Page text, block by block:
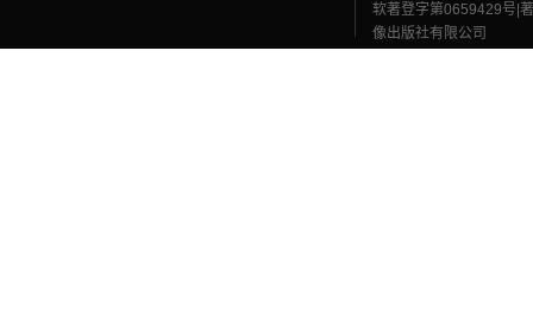
软著登字第0659429号|
像出版社有限公司